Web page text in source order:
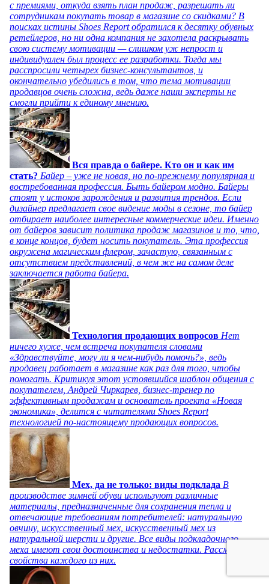
с премиями, откуда взять план продаж, разрешать ли
сотрудникам покупать товар в магазине со скидками? В
поисках истины Shoes Report обратился к десятку обувных
ретейлеров, но ни одна компания не захотела раскрывать
свою систему мотивации — слишком уж непрост и
индивидуален был процесс ее разработки. Тогда мы
расспросили четырех бизнес-консультантов, и
окончательно убедились в том, что тема мотивации
продавцов очень сложна, ведь даже наши эксперты не
смогли прийти к единому мнению.
Вся правда о байере. Кто он и как им
стать? Байер – уже не новая, но по-прежнему популярная и
востребованная профессия. Быть байером модно. Байеры
стоят у истоков зарождения и развития трендов. Если
дизайнер предлагает свое видение моды в сезоне, то байер
отбирает наиболее интересные коммерческие идеи. Именно
от байеров зависит политика продаж магазинов и то, что,
в конце концов, будет носить покупатель. Эта профессия
окружена магическим флером, зачастую, связанным с
отсутствием представлений, в чем же на самом деле
заключается работа байера.
Технология продающих вопросов Нет
ничего хуже, чем встреча покупателя словами
«Здравствуйте, могу ли я чем-нибудь помочь?», ведь
продавец работает в магазине как раз для того, чтобы
помогать. Критикуя этот устоявшийся шаблон общения с
покупателем, Андрей Чиркарев, бизнес-тренер по
эффективным продажам и основатель проекта «Новая
экономика», делится с читателями Shoes Report
технологией по-настоящему продающих вопросов.
Мех, да не только: виды подклада В
производстве зимней обуви используют различные
материалы, предназначенные для сохранения тепла и
отвечающие требованиям потребителей: натуральную
овчину, искусственный мех, искусственный мех из
натуральной шерсти и другие. Все виды подкладочного
меха имеют свои достоинства и недостатки. Рассмотрим
свойства каждого из них.